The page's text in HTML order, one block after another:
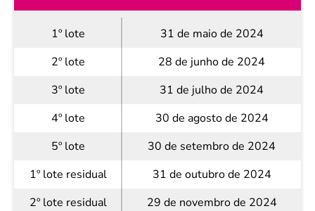
1º lote
31 de maio de 2024
2º lote
28 de junho de 2024
3º lote
31 de julho de 2024
4º lote
30 de agosto de 2024
5º lote
30 de setembro de 2024
1º lote residual
31 de outubro de 2024
2º lote residual
29 de novembro de 2024